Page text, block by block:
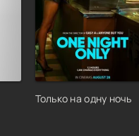
Только на одну ночь